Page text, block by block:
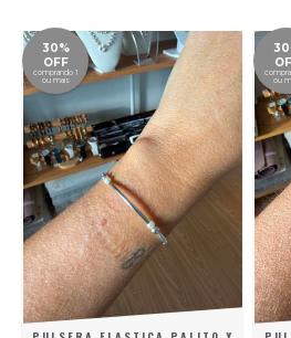
30%
OFF
comprando 1
ou mais
ou